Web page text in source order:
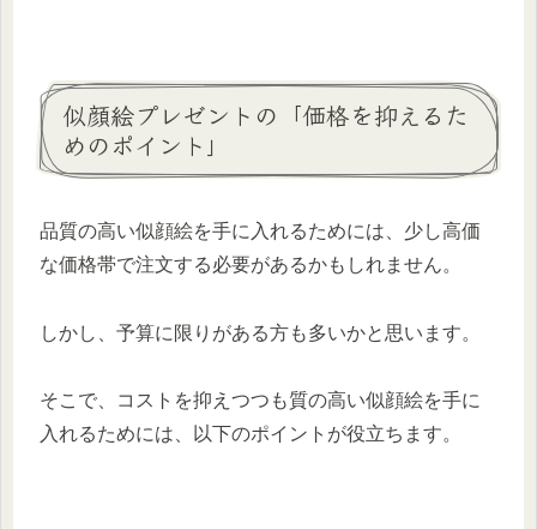
似顔絵プレゼントの「価格を抑えるた
めのポイント」
品質の高い似顔絵を手に入れるためには、少し高価
な価格帯で注文する必要があるかもしれません。
しかし、予算に限りがある方も多いかと思います。
そこで、コストを抑えつつも質の高い似顔絵を手に
入れるためには、以下のポイントが役立ちます。